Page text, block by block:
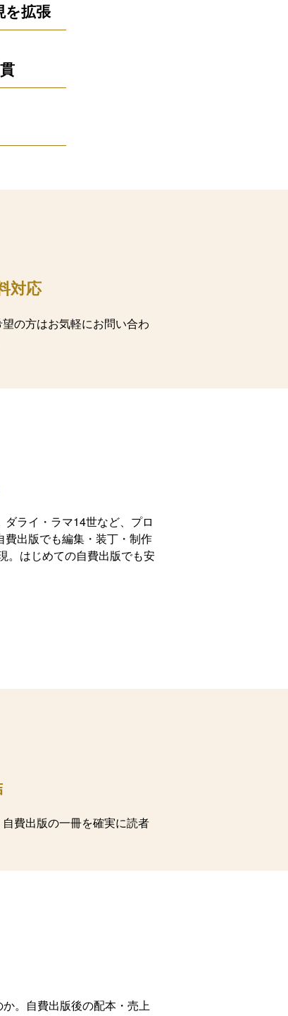
を拡張
対応
の方はお気軽にお問い合わ
ライ・ラマ14世など、プロ
出版でも編集・装丁・制作
。はじめての自費出版でも安
費出版の一冊を確実に読者
。自費出版後の配本・売上